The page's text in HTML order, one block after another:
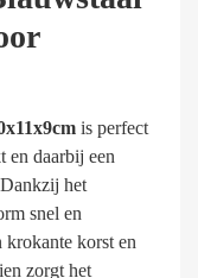
is perfect
en daarbij een
het
snel en
korst en
zorgt het